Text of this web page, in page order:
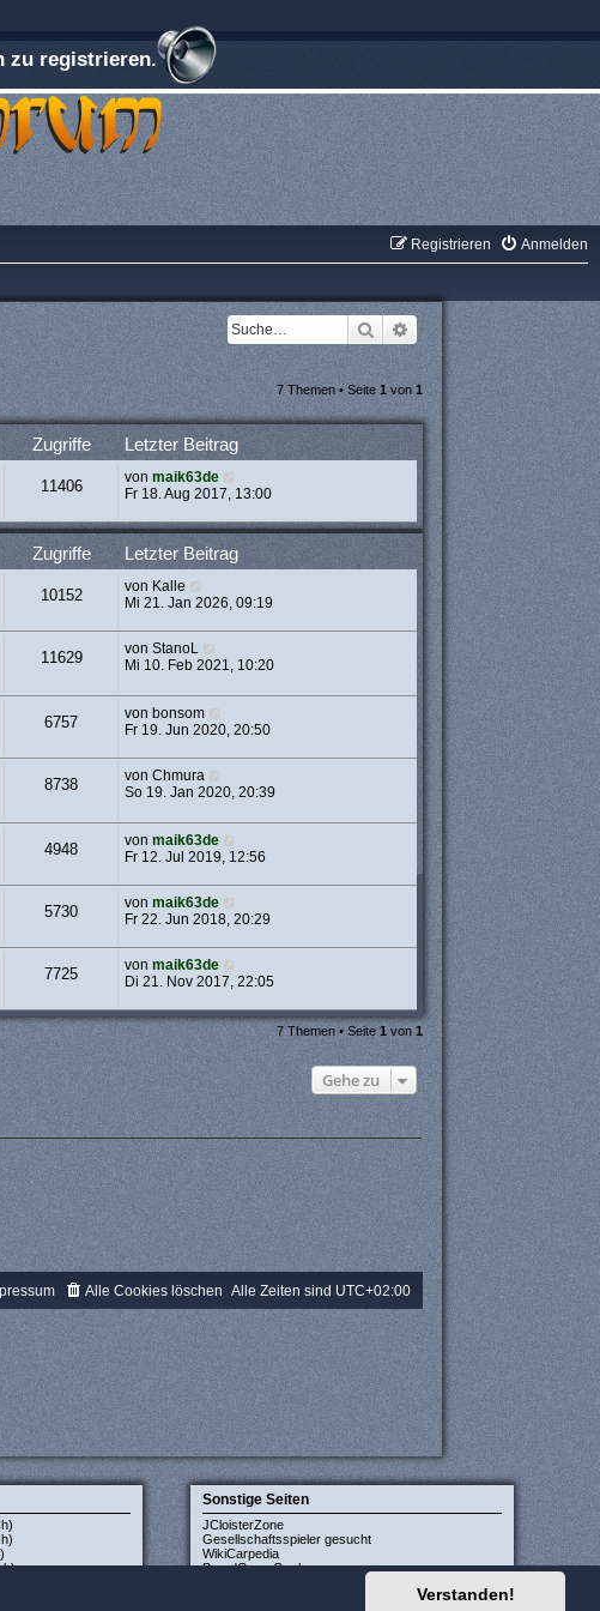
Verstanden!
zu registrieren.
Anmelden
Registrieren
Suche
Erweiterte Suche
7 Themen • Seite1 von1
Zugriffe Letzter Beitrag
11406 vonmaik63de
Fr 18. Aug 2017, 13:00
Zugriffe Letzter Beitrag
10152 von Kalle
Mi 21. Jan 2026, 09:19
11629 vonStanoL
Mi 10. Feb 2021, 10:20
6757 von bonsom
Fr 19. Jun 2020, 20:50
8738 vonChmura
So 19. Jan 2020, 20:39
4948 vonmaik63de
Fr 12. Jul 2019, 12:56
5730 vonmaik63de
Fr 22. Jun 2018, 20:29
7725 vonmaik63de
Di 21. Nov 2017, 22:05
7 Themen • Seite1von1
Gehe zu
Alle Zeiten sind UTC+02:00
Alle Cookies löschen
Sonstige Seiten
JCloisterZone
Gesellschaftsspieler gesucht
WikiCarpedia
BoardGameGeek